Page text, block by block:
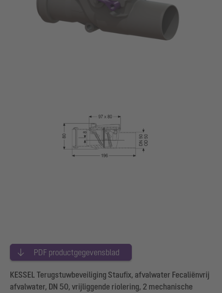
PDF productgegevensblad
KESSEL Terugstuwbeveiliging Staufix, afvalwater Fecaliënvrij
afvalwater, DN 50, vrijliggende riolering, 2 mechanische